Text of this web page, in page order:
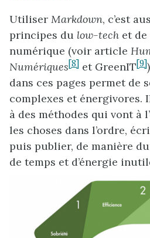
Utiliser Markdown, c’est
principes du low-tech et
numérique (voir article
Numériques[8] et GreenIT[9]
dans ces pages permet de
complexes et énergivores.
à des méthodes qui vont à
les choses dans l’ordre,
puis publier, de manière
de temps et d’énergie